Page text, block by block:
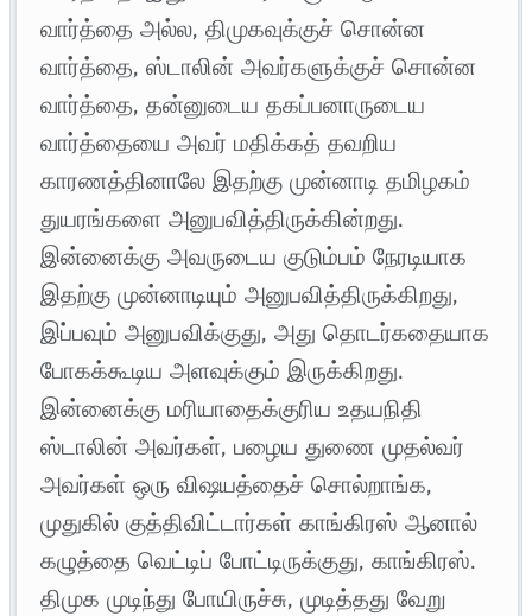
வார்த்தை அல்ல, திமுகவுக்குச் சொன்ன
வார்த்தை, ஸ்டாலின் அவர்களுக்குச் சொன்ன
வார்த்தை, தன்னுடைய தகப்பனாருடைய
வார்த்தையை அவர் மதிக்கத் தவறிய
காரணத்தினாலே இதற்கு முன்னாடி தமிழகம்
துயரங்களை அனுபவித்திருக்கின்றது.
இன்னைக்கு அவருடைய குடும்பம் நேரடியாக
இதற்கு முன்னாடியும் அனுபவித்திருக்கிறது,
இப்பவும் அனுபவிக்குது, அது தொடர்கதையாக
போகக்கூடிய அளவுக்கும் இருக்கிறது.
இன்னைக்கு மரியாதைக்குரிய உதயநிதி
ஸ்டாலின் அவர்கள், பழைய துணை முதல்வர்
அவர்கள் ஒரு விஷயத்தைச் சொல்றாங்க,
முதுகில் குத்திவிட்டார்கள் காங்கிரஸ் ஆனால்
கழுத்தை வெட்டிப் போட்டிருக்குது, காங்கிரஸ்.
திமுக முடிந்து போயிருச்சு, முடித்தது வேறு